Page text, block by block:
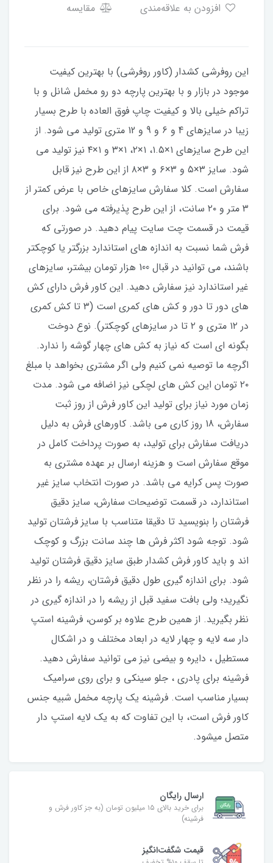
مقایسه
​​​​این روفرشی کشدار (کاور روفرشی) با بهترین کیفیت
موجود در بازار و با بهترین پارچه دو رو مخمل شانل و با
تراکم خیلی بالا و کیفیت چاپ فوق العاده با طرح بسیار
زیبا در سایزهای 4 و 6 و 9 و 12 متری تولید می شود. از
این طرح سایزهای ۱×۱.۵، ۱×۲، ۱×۳ و ۱×۴ نیز تولید می
شود. سایز ۳×۵ و ۳×۶ و ۳×۸ از این طرح نیز قابل
سفارش است. کلا سفارش سایزهای خاص با عرض کمتر از
۳ متر و ۲۰ سانت، از این طرح پذیرفته می شود. برای
قیمت در قسمت چت سایت پیام دهید. در صورتی که
فرش شما نسبت به اندازه های استاندارد بزرگتر یا کوچکتر
باشند، می توانید در قبال 100 هزار تومان بیشتر، سایزهای
غیر استاندارد نیز سفارش دهید. این کاور فرش دارای کش
های دور تا دور و کش های کمری است (۳ تا کش کمری
در ۱۲ متری و ۲ تا در سایزهای کوچکتر). نوع دوخت
بگونه ای است که نیاز به کش های چهار گوشه را ندارد.
اگرچه ما توصیه نمی کنیم ولی اگر مشتری بخواهد با مبلغ
۲۰ تومان این کش های لچکی نیز اضافه می شود. مدت
زمان مورد نیاز برای تولید این کاور فرش از روز ثبت
سفارش، 18 روز کاری می باشد. کاورهای فرش به دلیل
دریافت سفارش برای تولید، به صورت پرداخت کامل در
موقع سفارش است و هزینه ارسال بر عهده مشتری به
صورت پس کرایه می باشد. در صورت انتخاب سایز غیر
استاندارد، در قسمت توضیحات سفارش، سایز دقیق
فرشتان را بنویسید تا دقیقا متناسب با سایز فرشتان تولید
شود. توجه شود اکثر فرش ها چند سانت بزرگ و کوچک
اند و باید کاور فرش کشدار طبق سایز دقیق فرشتان تولید
شود. برای اندازه گیری طول دقیق فرشتان، ریشه را در نظر
نگیرید؛ ولی بافت سفید قبل از ریشه را در اندازه گیری در
نظر بگیرید. از همین طرح علاوه بر کوسن، فرشینه استپ
دار سه لایه و چهار لایه در ابعاد مختلف و در اشکال
مستطیل ، دایره و بیضی نیز می توانید سفارش دهید.
فرشینه برای پادری ، جلو سینکی و برای روی سرامیک
بسیار مناسب است. فرشینه یک پارچه مخمل شبیه جنس
کاور فرش است، با این تفاوت که به یک لایه استپ دار
متصل میشود.
ارسال رایگان
برای خرید بالای ۱۵ میلیون تومان (به جز کاور فرش و
فرشینه)
قیمت شگفت‌انگیز